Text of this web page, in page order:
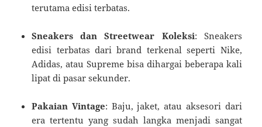
terutama edisi terbatas.
Sneakers dan Streetwear Koleksi: Sneakers
edisi terbatas dari brand terkenal seperti Nike,
Adidas, atau Supreme bisa dihargai beberapa kali
lipat di pasar sekunder.
Pakaian Vintage: Baju, jaket, atau aksesori dari
era tertentu yang sudah langka menjadi sangat